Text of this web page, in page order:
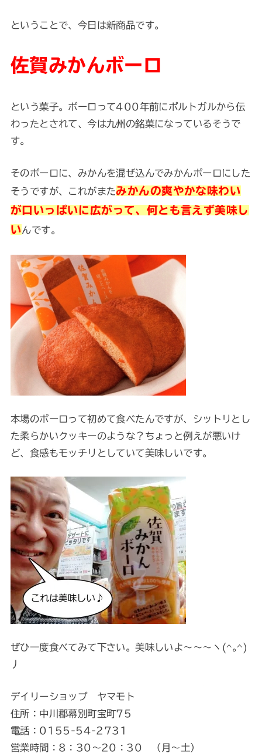
ということで、今日は新商品です。
佐賀みかんボーロ
という菓子。ボーロって400年前にポルトガルから伝
わったとされて、今は九州の銘菓になっているそうで
す。
そのボーロに、みかんを混ぜ込んでみかんボーロにした
そうですが、これがまたみかんの爽やかな味わい
が口いっぱいに広がって、何とも言えず美味し
いんです。
本場のボーロって初めて食べたんですが、シットリとし
た柔らかいクッキーのような？ちょっと例えが悪いけ
ど、食感もモッチリとしていて美味しいです。
ぜひ一度食べてみて下さい。美味しいよ～～～ヽ(^｡^)
丿
デイリーショップ ヤマモト
住所：中川郡幕別町宝町75
電話：0155-54-2731
営業時間：8：30～20：30 （月～土）